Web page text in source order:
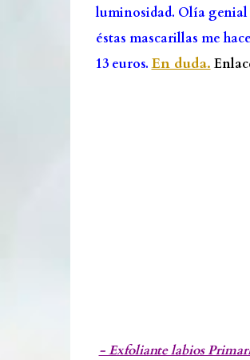
luminosidad. Olía genial
éstas mascarillas me
13 euros.En duda.
- Exfoliante labios